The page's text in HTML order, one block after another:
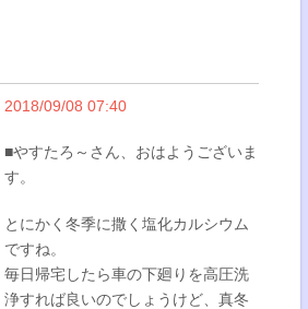
2018/09/08 07:40
■やすたろ～さん、おはようございま
す。
とにかく冬季に撒く塩化カルシウム
ですね。
毎日帰宅したら車の下廻りを高圧洗
浄すれば良いのでしょうけど、真冬